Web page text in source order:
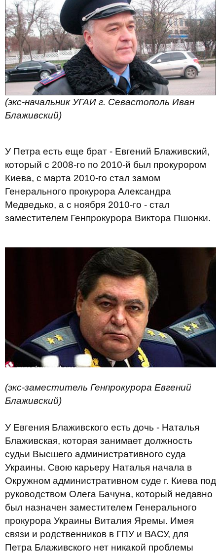
(экс-начальник УГАИ г. Севастополь Иван
Блаживский)
У Петра есть еще брат - Евгений Блаживский,
который с 2008-го по 2010-й был прокурором
Киева, с марта 2010-го стал замом
Генерального прокурора Александра
Медведько, а с ноября 2010-го - стал
заместителем Генпрокурора Виктора Пшонки.
(экс-заместитель Генпрокурора Евгений
Блаживский)
У Евгения Блаживского есть дочь - Наталья
Блаживская, которая занимает должность
судьи Высшего административного суда
Украины. Свою карьеру Наталья начала в
Окружном административном суде г. Киева под
руководством Олега Бачуна, который недавно
был назначен заместителем Генерального
прокурора Украины Виталия Яремы. Имея
связи и родственников в ГПУ и ВАСУ, для
Петра Блаживского нет никакой проблемы